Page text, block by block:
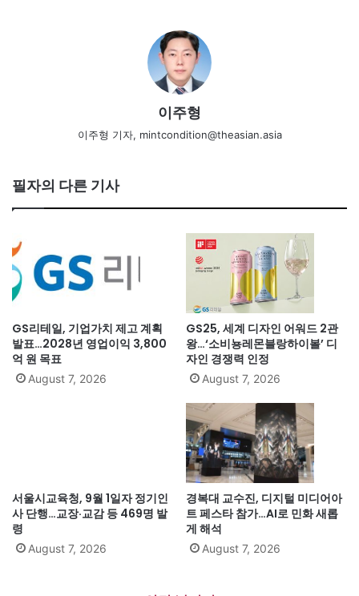
이주형
이주형 기자, mintcondition@theasian.asia
필자의 다른 기사
GS리테일, 기업가치 제고 계획
발표…2028년 영업이익 3,800
억 원 목표
August 7, 2026
GS25, 세계 디자인 어워드 2관
왕…‘소비뇽레몬블랑하이볼’ 디
자인 경쟁력 인정
August 7, 2026
서울시교육청, 9월 1일자 정기인
사 단행…교장·교감 등 469명 발
령
August 7, 2026
경복대 교수진, 디지털 미디어아
트 페스타 참가…AI로 민화 새롭
게 해석
August 7, 2026